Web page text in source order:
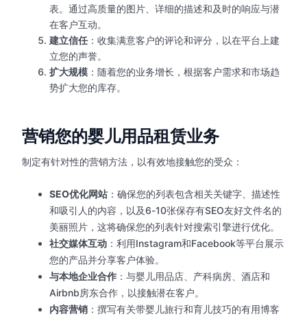
表。通过高质量的图片、详细的描述和及时的响应与潜
在客户互动。
建立信任 ：收集满意客户的评论和评分，以在平台上建
立您的声誉。
扩大规模 ：随着您的业务增长，根据客户需求和市场趋
势扩大您的库存。
营销您的婴儿用品租赁业务
制定有针对性的营销方法，以有效地接触您的受众：
SEO优化网站 ：确保您的列表包含相关关键字、描述性
和吸引人的内容，以及6-10张保存有SEO友好文件名的
美丽照片，这将确保您的列表针对搜索引擎进行优化。
社交媒体互动 ：利用Instagram和Facebook等平台展示
您的产品并分享客户体验。
与本地企业合作 ：与婴儿用品店、产科病房、酒店和
Airbnb房东合作，以接触潜在客户。
内容营销 ：撰写有关带婴儿旅行和育儿技巧的有用博客